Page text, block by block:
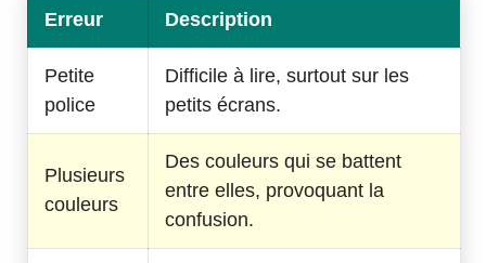
Erreur Description
Petite
police
Difficile à lire, surtout sur les
petits écrans.
Plusieurs
couleurs
Des couleurs qui se battent
entre elles, provoquant la
confusion.